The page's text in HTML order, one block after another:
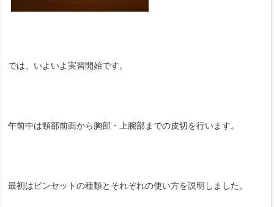
では、いよいよ実習開始です。
午前中は頸部前面から胸部・上腕部までの皮切を行います。
最初はピンセットの種類とそれぞれの使い方を説明しました。